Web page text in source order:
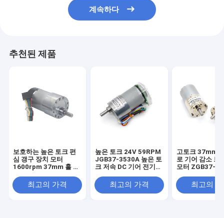
계속하다
추천된 제품
보호하는 높은 토크 편
심 갱구 장치 모터
1600rpm 37mm 홀 인
최고의 가격
높은 토크 24V 59RPM
JGB37-3530A 높은 토
크 저속 DC 기어 전기
최고의 가격
고토크 37mm
로 기어 감소 브
모터 ZGB37-
감소 브러쉬 DC
최고의